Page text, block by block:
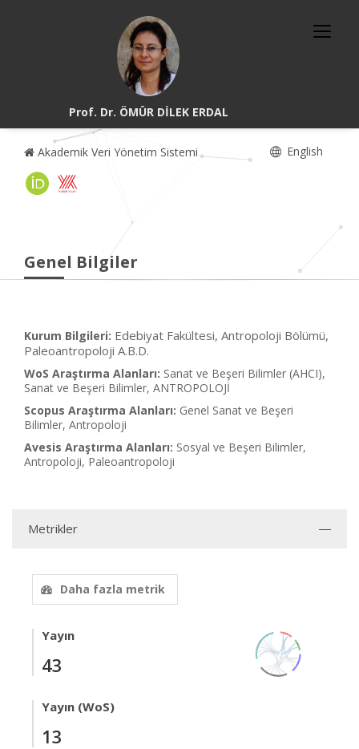
Prof. Dr. ÖMÜR DİLEK ERDAL
Akademik Veri Yönetim Sistemi English
Genel Bilgiler
Kurum Bilgileri: Edebiyat Fakültesi, Antropoloji Bölümü,
Paleoantropoloji A.B.D.
WoS Araştırma Alanları: Sanat ve Beşeri Bilimler (AHCI),
Sanat ve Beşeri Bilimler, ANTROPOLOJİ
Scopus Araştırma Alanları: Genel Sanat ve Beşeri
Bilimler, Antropoloji
Avesis Araştırma Alanları: Sosyal ve Beşeri Bilimler,
Antropoloji, Paleoantropoloji
Metrikler
Daha fazla metrik
Yayın
43
Yayın (WoS)
13